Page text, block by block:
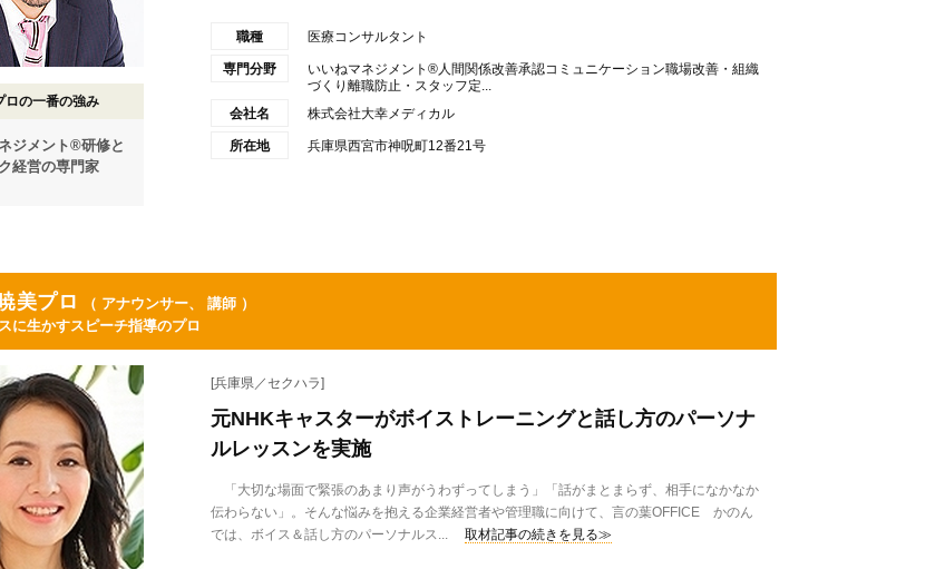
ロの一番の強み
ジメント®研修と
経営の専門家
職種 医療コンサルタント
専門分野
いいねマネジメント®人間関係改善承認コミュニケーション職場改善・組織
づくり離職防止・スタッフ定...
会社名
株式会社大幸メディカル
所在地 兵庫県西宮市神呪町12番21号
美プロ
（ アナウンサー、 講師 ）
に生かすスピーチ指導のプロ
[兵庫県／セクハラ]
元NHKキャスターがボイストレーニングと話し方のパーソナ
ルレッスンを実施
「大切な場面で緊張のあまり声がうわずってしまう」「話がまとまらず、相手になかなか
伝わらない」。そんな悩みを抱える企業経営者や管理職に向けて、言の葉OFFICE かのん
では、ボイス＆話し方のパーソナルス...
取材記事の続きを見る≫